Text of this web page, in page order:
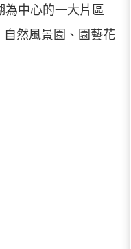
為中心的一大片區
然風景園、園藝花